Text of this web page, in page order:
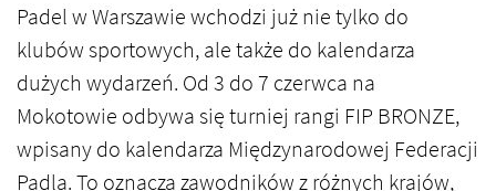
Padel w Warszawie wchodzi już nie tylko do
klubów sportowych, ale także do kalendarza
dużych wydarzeń. Od 3 do 7 czerwca na
Mokotowie odbywa się turniej rangi FIP BRONZE,
wpisany do kalendarza Międzynarodowej Federacji
Padla. To oznacza zawodników z różnych krajów,